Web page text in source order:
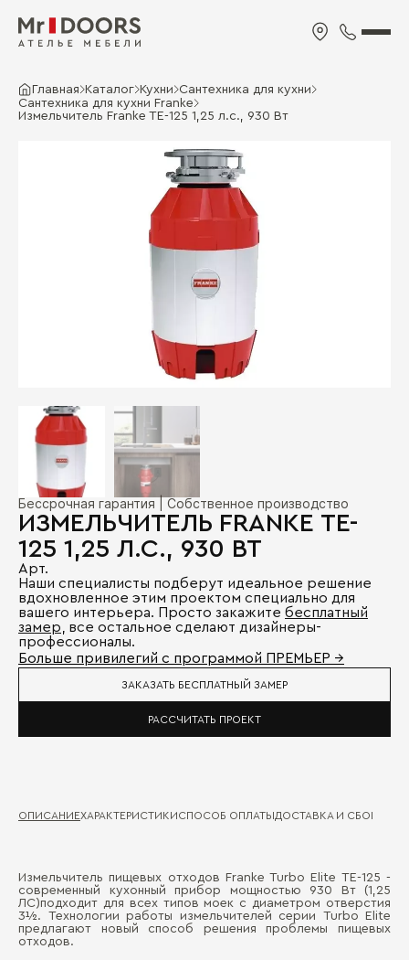
Главная Каталог Кухни Сантехника для кухни
Сантехника для кухни Franke
Измельчитель Franke TE-125 1,25 л.с., 930 Вт
Бессрочная гарантия | Собственное производство
ИЗМЕЛЬЧИТЕЛЬ FRANKE TE-
125 1,25 Л.С., 930 ВТ
Арт.
Наши специалисты подберут идеальное решение
вдохновленное этим проектом специально для
вашего интерьера. Просто закажите бесплатный
замер , все остальное сделают дизайнеры-
профессионалы.
Больше привилегий с программой ПРЕМЬЕР →
ЗАКАЗАТЬ БЕСПЛАТНЫЙ ЗАМЕР
РАССЧИТАТЬ ПРОЕКТ
ОПИСАНИЕХАРАКТЕРИСТИКИСПОСОБ ОПЛАТЫДОСТАВКА И СБОРКА
Измельчитель пищевых отходов Franke Turbo Elite TE-125 -
современный кухонный прибор мощностью 930 Вт (1,25
ЛС)подходит для всех типов моек с диаметром отверстия
3½. Технологии работы измельчителей серии Turbo Elite
предлагают новый способ решения проблемы пищевых
отходов.